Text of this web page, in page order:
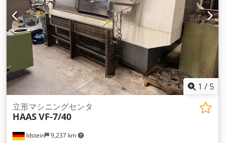
1 / 5
Idstein 9,237 km
立形マシニングセンタ
HAASVF-7/40